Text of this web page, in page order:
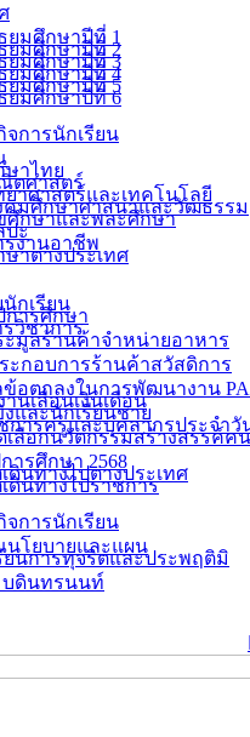
มศึกษาปีที่ 1
ยมศึกษาปีที่ 2
ยมศึกษาปีที่ 3
ยมศึกษาปีที่ 4
ยมศึกษาปีที่ 5
ยมศึกษาปีที่ 6
การนักเรียน
ษาไทย
ตศาสตร์
าศาสตร์และเทคโนโลยี
คมศึกษาศาสนาและวัฒธรรม
ศึกษาและพละศึกษา
ปะ
รงานอาชีพ
าต่างประเทศ
กเรียน
การศึกษา
วิชาการ
ะมูลร้านค้าจำหน่ายอาหาร
ะกอบการร้านค้าสวัสดิการ
ข้อตกลงในการพัฒนางาน PA
นเลื่อนเงินเดือน
และนักเรียนชาย
การครูและบุคลากรประจำวั
เลือกนวัตกรรมสร้างสรรค์คน
ารศึกษา 2568
นทางไปต่างประเทศ
ดินทางไปราชการ
การนักเรียน
โยบายและแผน
ยนการทุจริตและประพฤติมิ
บดินทรนนท์